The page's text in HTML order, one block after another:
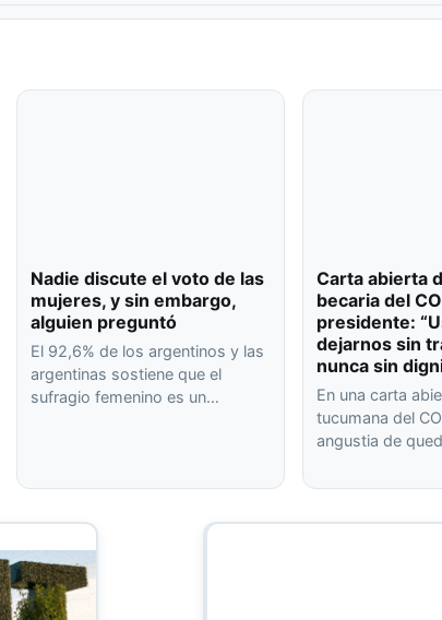
Nadie discute el voto de las
mujeres, y sin embargo,
alguien preguntó
El 92,6% de los argentinos y las
argentinas sostiene que el
sufragio femenino es un…
Carta abierta
becaria del
presidente:
dejarnos sin
nunca sin
En una carta
tucumana del
angustia de